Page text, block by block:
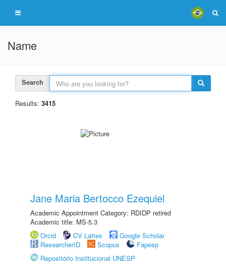
Name
Search
Results: 3415
Jane Maria Bertocco Ezequiel
Academic Appointment Category: RDIDP retired
Academic title: MS-5.3
Orcid
CV Lattes
Google Scholar
ResearcherID
Scopus
Fapesp
Repositório Institucional UNESP